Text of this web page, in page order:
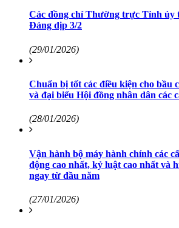
Các đồng chí Thường trực Tỉnh ủy
Đảng dịp 3/2
(29/01/2026)
Chuẩn bị tốt các điều kiện cho bầu
và đại biểu Hội đồng nhân dân các
(28/01/2026)
Vận hành bộ máy hành chính các
động cao nhất, kỷ luật cao nhất và
ngay từ đầu năm
(27/01/2026)